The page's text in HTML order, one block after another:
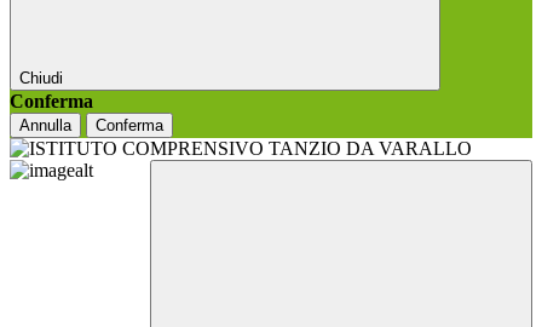
Chiudi
Conferma
Annulla Conferma